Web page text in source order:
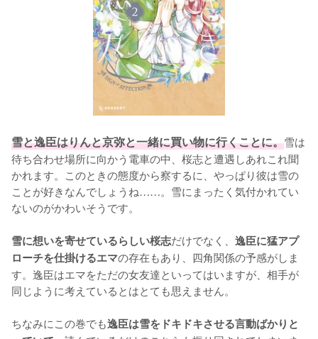
雪と逸臣はりんと京弥と一緒に買い物に行くことに。雪は
待ち合わせ場所に向かう電車の中、桜志と遭遇しあれこれ聞
かれます。このときの態度から察するに、やっぱり彼は雪の
ことが好きなんでしょうね……。雪にまったく気付かれてい
ないのがかわいそうです。
雪に想いを寄せているらしい桜志だけでなく、 逸臣に猛アプ
ローチを仕掛けるエマの存在もあり、四角関係の予感がしま
す。逸臣はエマをただの女友達といってはいますが、相手が
同じように考えているとはとても思えません。
ちなみにこの巻でも逸臣は雪をドキドキさせる言動ばかりと